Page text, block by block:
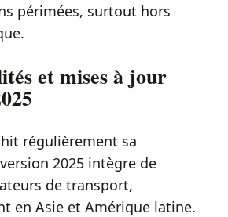
périmées, surtout hors
et mises à jour
régulièrement sa
2025 intègre de
de transport,
en Asie et Amérique latine.